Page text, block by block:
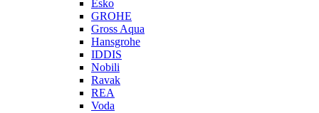
Esko
GROHE
Gross Aqua
Hansgrohe
IDDIS
Nobili
Ravak
REA
Voda